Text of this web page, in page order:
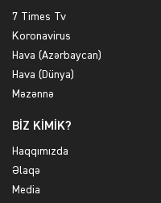
7 Times Tv
Koronavirus
Hava (Azərbaycan)
Hava (Dünya)
Məzənnə
BİZ KİMİK?
Haqqımızda
Əlaqə
Media